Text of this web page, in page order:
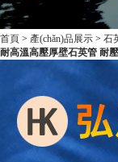
首頁 > 產(chǎn)品展示 > 石
耐高溫高壓厚壁石英管 耐